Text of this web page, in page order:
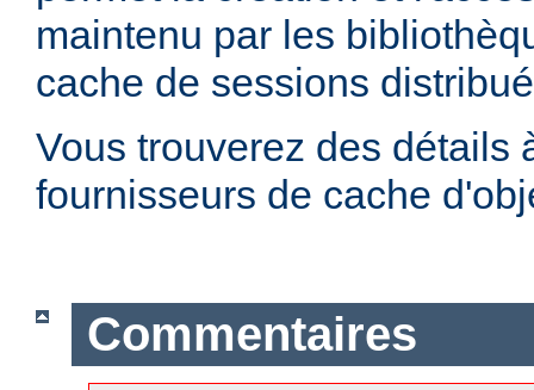
maintenu par les
cache de sessions
Vous trouverez des détails
fournisseurs de cache
Commentaires